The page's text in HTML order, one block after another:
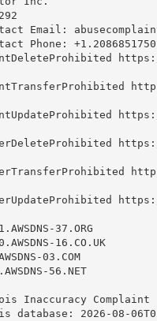
database: 2026-08-